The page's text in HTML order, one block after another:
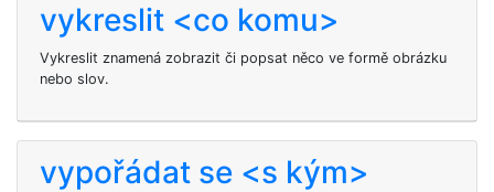
vykreslit <co komu>
Vykreslit znamená zobrazit či popsat něco ve formě obrázku
nebo slov.
vypořádat se <s kým>